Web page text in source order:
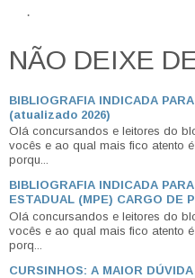
.
NÃO DEIXE
BIBLIOGRAFIA INDICADA
(atualizado 2026)
Olá concursandos e leitores do
vocês e ao qual mais fico atento
porqu...
BIBLIOGRAFIA INDICADA
ESTADUAL (MPE) CARGO DE
Olá concursandos e leitores do
vocês e ao qual mais fico atento
porq...
CURSINHOS: A MAIOR